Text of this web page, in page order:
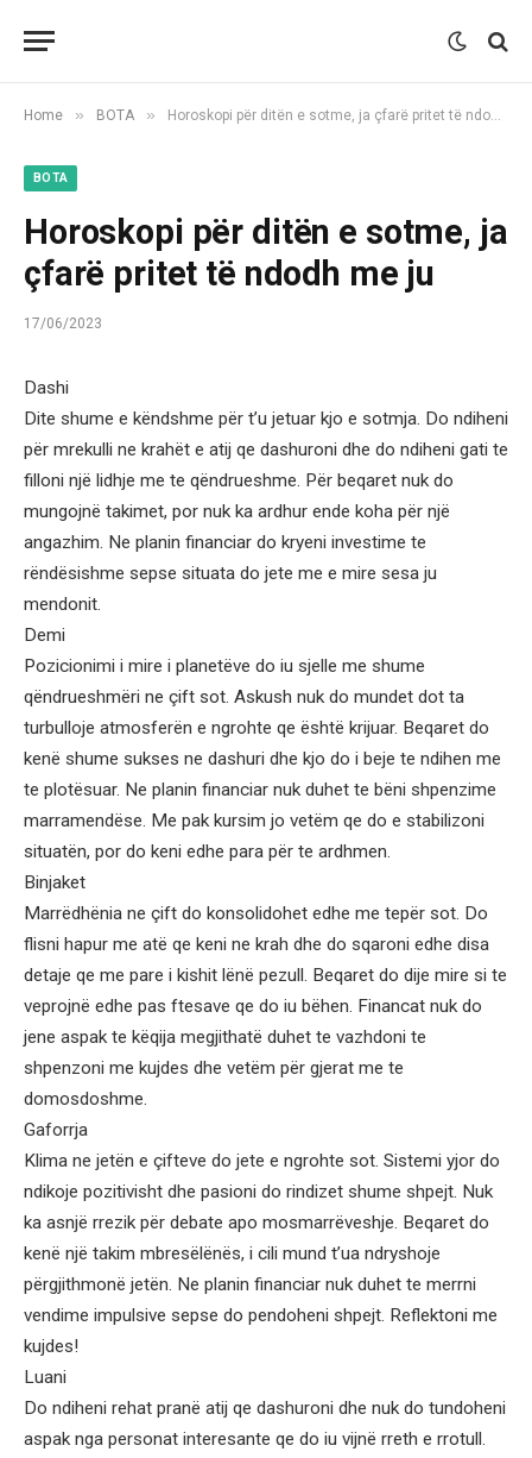
Home » BOTA » Horoskopi për ditën e sotme, ja çfarë pritet të ndodh me ju
BOTA
Horoskopi për ditën e sotme, ja
çfarë pritet të ndodh me ju
17/06/2023
Dashi
Dite shume e këndshme për t’u jetuar kjo e sotmja. Do ndiheni
për mrekulli ne krahët e atij qe dashuroni dhe do ndiheni gati te
filloni një lidhje me te qëndrueshme. Për beqaret nuk do
mungojnë takimet, por nuk ka ardhur ende koha për një
angazhim. Ne planin financiar do kryeni investime te
rëndësishme sepse situata do jete me e mire sesa ju
mendonit.
Demi
Pozicionimi i mire i planetëve do iu sjelle me shume
qëndrueshmëri ne çift sot. Askush nuk do mundet dot ta
turbulloje atmosferën e ngrohte qe është krijuar. Beqaret do
kenë shume sukses ne dashuri dhe kjo do i beje te ndihen me
te plotësuar. Ne planin financiar nuk duhet te bëni shpenzime
marramendëse. Me pak kursim jo vetëm qe do e stabilizoni
situatën, por do keni edhe para për te ardhmen.
Binjaket
Marrëdhënia ne çift do konsolidohet edhe me tepër sot. Do
flisni hapur me atë qe keni ne krah dhe do sqaroni edhe disa
detaje qe me pare i kishit lënë pezull. Beqaret do dije mire si te
veprojnë edhe pas ftesave qe do iu bëhen. Financat nuk do
jene aspak te këqija megjithatë duhet te vazhdoni te
shpenzoni me kujdes dhe vetëm për gjerat me te
domosdoshme.
Gaforrja
Klima ne jetën e çifteve do jete e ngrohte sot. Sistemi yjor do
ndikoje pozitivisht dhe pasioni do rindizet shume shpejt. Nuk
ka asnjë rrezik për debate apo mosmarrëveshje. Beqaret do
kenë një takim mbresëlënës, i cili mund t’ua ndryshoje
përgjithmonë jetën. Ne planin financiar nuk duhet te merrni
vendime impulsive sepse do pendoheni shpejt. Reflektoni me
kujdes!
Luani
Do ndiheni rehat pranë atij qe dashuroni dhe nuk do tundoheni
aspak nga personat interesante qe do iu vijnë rreth e rrotull.